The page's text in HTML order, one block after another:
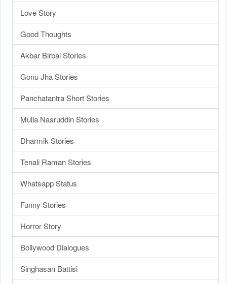
Love Story
Good Thoughts
Akbar Birbal Stories
Gonu Jha Stories
Panchatantra Short Stories
Mulla Nasruddin Stories
Dharmik Stories
Tenali Raman Stories
Whatsapp Status
Funny Stories
Horror Story
Bollywood Dialogues
Singhasan Battisi